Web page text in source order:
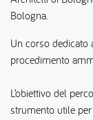
Bologna.
Un corso dedicato
procedimento
L’obiettivo del
strumento utile